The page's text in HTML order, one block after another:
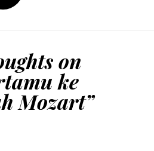
on
ke
Mozart”